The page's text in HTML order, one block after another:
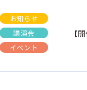
お知らせ
講演会
イベント
【